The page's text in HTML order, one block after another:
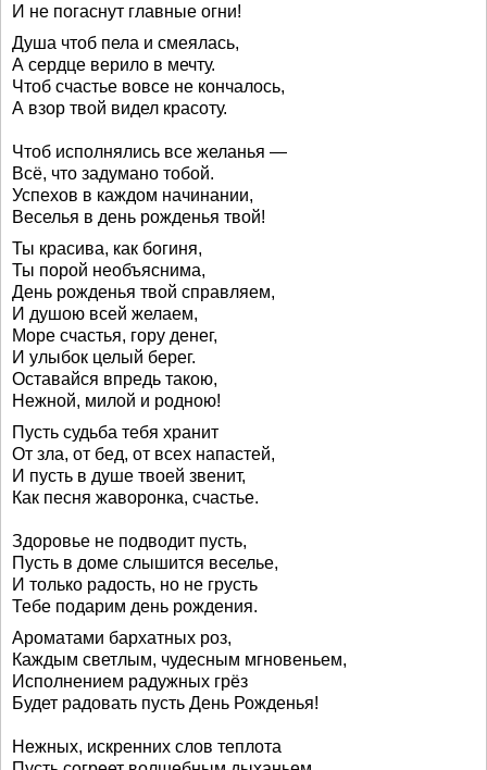
И не погаснут главные огни!
Душа чтоб пела и смеялась,
А сердце верило в мечту.
Чтоб счастье вовсе не кончалось,
А взор твой видел красоту.
Чтоб исполнялись все желанья —
Всё, что задумано тобой.
Успехов в каждом начинании,
Веселья в день рожденья твой!
Ты красива, как богиня,
Ты порой необъяснима,
День рожденья твой справляем,
И душою всей желаем,
Море счастья, гору денег,
И улыбок целый берег.
Оставайся впредь такою,
Нежной, милой и родною!
Пусть судьба тебя хранит
От зла, от бед, от всех напастей,
И пусть в душе твоей звенит,
Как песня жаворонка, счастье.
Здоровье не подводит пусть,
Пусть в доме слышится веселье,
И только радость, но не грусть
Тебе подарим день рождения.
Ароматами бархатных роз,
Каждым светлым, чудесным мгновеньем,
Исполнением радужных грёз
Будет радовать пусть День Рожденья!
Нежных, искренних слов теплота